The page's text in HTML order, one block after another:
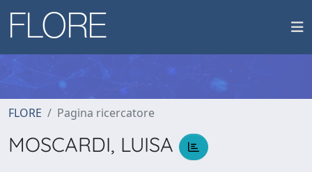
FLORE Pagina ricercatore
MOSCARDI, LUISA